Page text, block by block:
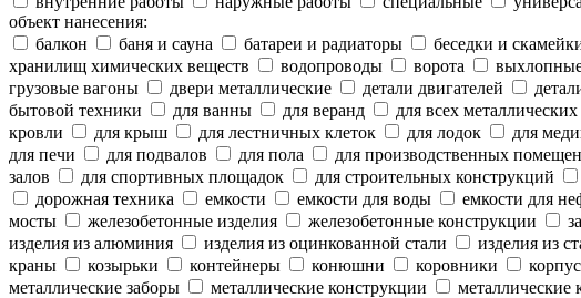
объект нанесения:
балкон
баня и сауна батареи и радиаторы беседки и
хранилищ химических веществ
водопроводы ворота
грузовые вагоны
двери металлические детали двигателей
бытовой техники
для ванны для веранд для всех
кровли
для крыш для лестничных клеток для лодок для
для печи
для подвалов для пола для производственных
залов
для спортивных площадок для строительных конструкций
дорожная техника
емкости емкости для воды емкости для
мосты
железобетонные изделия железобетонные конструкции
изделия из алюминия
изделия из оцинкованной стали изделия из
краны
козырьки контейнеры конюшни коровники
металлические заборы
металлические конструкции металлические